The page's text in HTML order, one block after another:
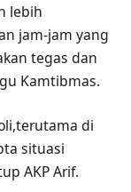
lebih
jam-jam yang
tegas dan
Kamtibmas.
di
situasi
AKP Arif.